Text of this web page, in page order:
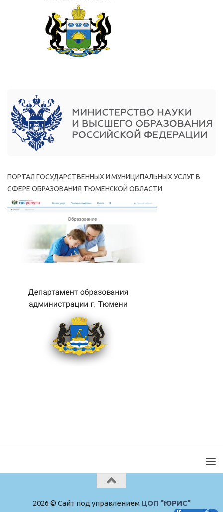
ПОРТАЛ ГОСУДАРСТВЕННЫХ И МУНИЦИПАЛЬНЫХ УСЛУГ В
СФЕРЕ ОБРАЗОВАНИЯ ТЮМЕНСКОЙ ОБЛАСТИ
2026 © Сайт под управлением ЦОП "ЮРИС"